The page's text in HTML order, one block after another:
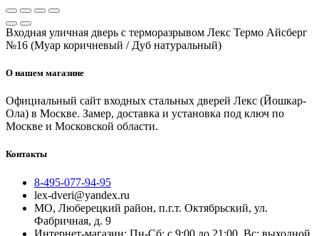
Входная уличная дверь с терморазрывом Лекс Термо Айсберг
№16 (Муар коричневый / Дуб натуральный)
О нашем магазине
Официальный сайт входных стальных дверей Лекс (Йошкар-
Ола) в Москве. Замер, доставка и установка под ключ по
Москве и Московской области.
Контакты
8-495-077-94-95
lex-dveri@yandex.ru
МО, Люберецкий район, п.г.т. Октябрьский, ул.
Фабричная, д. 9
Интернет-магазин: Пн-Сб: с 9:00 до 21:00, Вс: выходной,